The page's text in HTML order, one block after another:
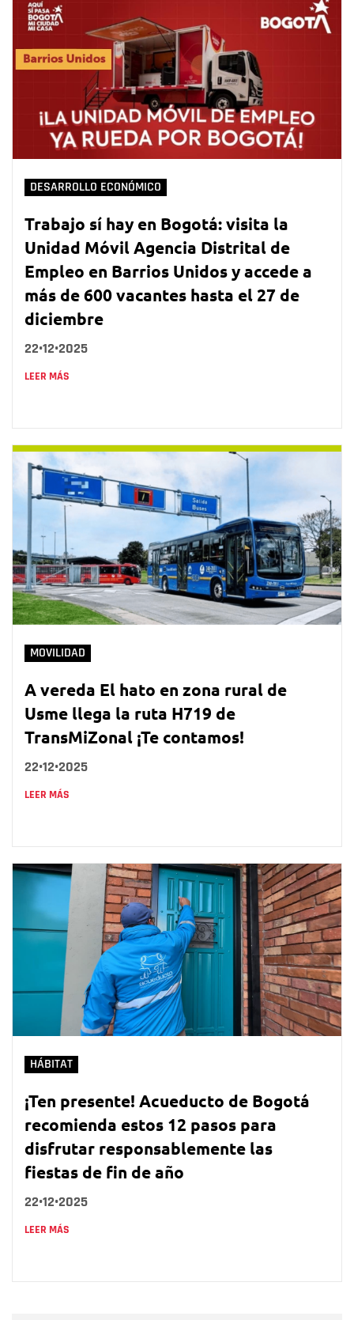
DESARROLLO ECONÓMICO
Trabajo sí hay en Bogotá: visita la
Unidad Móvil Agencia Distrital de
Empleo en Barrios Unidos y accede a
más de 600 vacantes hasta el 27 de
diciembre
22•12•2025
LEER MÁS
MOVILIDAD
A vereda El hato en zona rural de
Usme llega la ruta H719 de
TransMiZonal ¡Te contamos!
22•12•2025
LEER MÁS
HÁBITAT
¡Ten presente! Acueducto de Bogotá
recomienda estos 12 pasos para
disfrutar responsablemente las
fiestas de fin de año
22•12•2025
LEER MÁS